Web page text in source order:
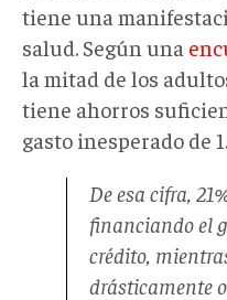
tiene una
salud. Según una
la mitad de los
tiene ahorros
gasto inesperado de
De esa cifra,
financiando el
crédito,
drásticamente